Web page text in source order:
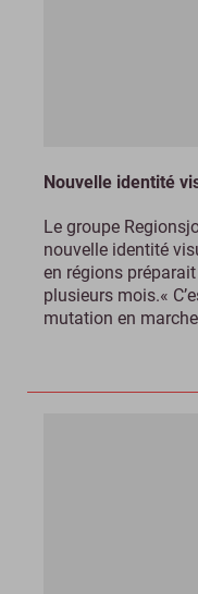
Nouvelle identité
Le groupe
nouvelle identité
en régions
plusieurs mois.«
mutation en